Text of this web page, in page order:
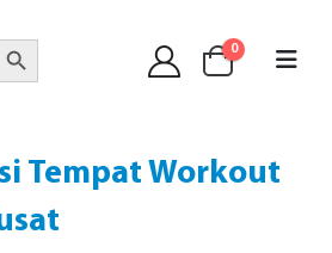
Button
0
Tempat Workout